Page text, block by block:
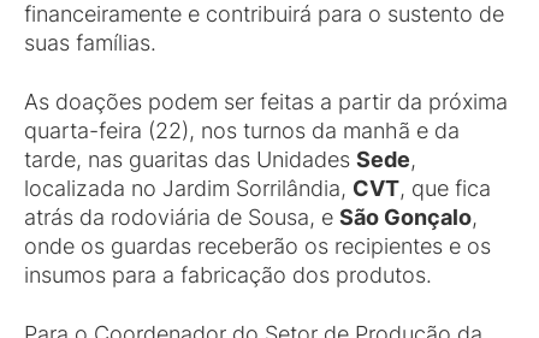
financeiramente e contribuirá para o sustento de
suas famílias.
As doações podem ser feitas a partir da próxima
quarta-feira (22), nos turnos da manhã e da
tarde, nas guaritas das Unidades Sede,
localizada no Jardim Sorrilândia, CVT, que fica
atrás da rodoviária de Sousa, e São Gonçalo,
onde os guardas receberão os recipientes e os
insumos para a fabricação dos produtos.